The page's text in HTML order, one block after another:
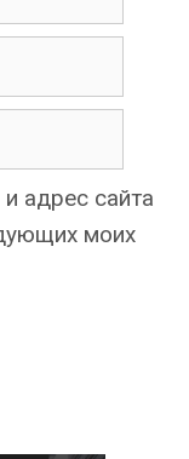
адрес сайта
моих